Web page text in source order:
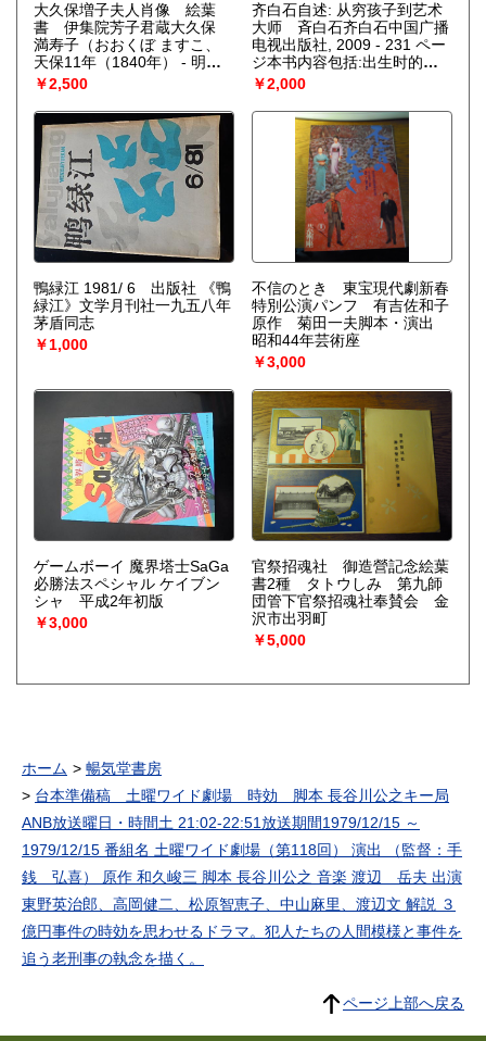
大久保増子夫人肖像 絵葉
書 伊集院芳子君蔵大久保
満寿子（おおくぼ ますこ、
天保11年（1840年） - 明治
11年（1878年）12月7日）
は、維新の三傑の一人・大久
保利通の妻。名前はます、増
子、益子とも。本人の手紙に
は舛の字を使っている。伊集
院彦吉とその妻で大久保利通
の長女・芳子。
￥2,500
齐白石自述: 从穷孩子到艺术
大师 斉白石齐白石中国广播
电视出版社, 2009 - 231 ペー
ジ本书内容包括:出生时的家
庭状况、从识字到上学、从砍
柴牧牛到学做木匠、从雕花匠
到画匠、诗画篆刻渐渐成名、
五出五归、定居北京等.
￥2,000
鴨緑江 1981/ 6 出版社 《鴨
緑江》文学月刊社一九五八年
茅盾同志
￥1,000
不信のとき 東宝現代劇新春
特別公演パンフ 有吉佐和子
原作 菊田一夫脚本・演出
昭和44年芸術座
￥3,000
ゲームボーイ 魔界塔士SaGa
必勝法スペシャル ケイブン
シャ 平成2年初版
￥3,000
官祭招魂社 御造營記念絵葉
書2種 タトウしみ 第九師
団管下官祭招魂社奉賛会 金
沢市出羽町
￥5,000
ホーム
暢気堂書房
台本準備稿 土曜ワイド劇場 時効 脚本 長谷川公之キー局
ANB放送曜日・時間土 21:02-22:51放送期間1979/12/15 ～
1979/12/15 番組名 土曜ワイド劇場（第118回） 演出 （監督：手
銭 弘喜） 原作 和久峻三 脚本 長谷川公之 音楽 渡辺 岳夫 出演
東野英治郎、高岡健二、松原智恵子、中山麻里、渡辺文 解説 ３
億円事件の時効を思わせるドラマ。犯人たちの人間模様と事件を
追う老刑事の執念を描く。
ページ上部へ戻る